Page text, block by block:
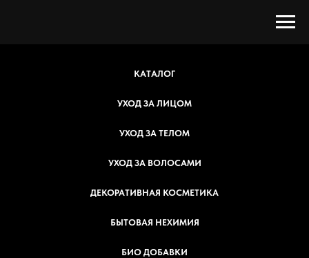
КАТАЛОГ
УХОД ЗА ЛИЦОМ
УХОД ЗА ТЕЛОМ
УХОД ЗА ВОЛОСАМИ
ДЕКОРАТИВНАЯ КОСМЕТИКА
БЫТОВАЯ НЕХИМИЯ
БИО ДОБАВКИ